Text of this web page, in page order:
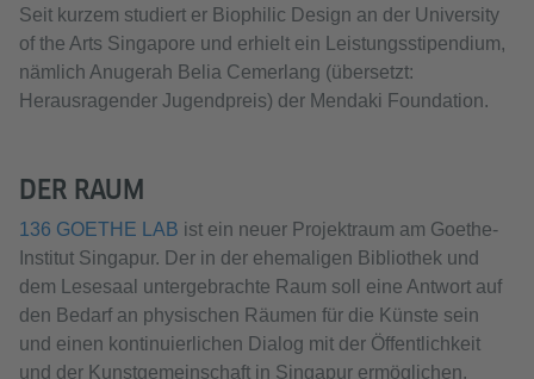
Seit kurzem studiert er Biophilic Design an der University
of the Arts Singapore und erhielt ein Leistungsstipendium,
nämlich Anugerah Belia Cemerlang (übersetzt:
Herausragender Jugendpreis) der Mendaki Foundation.
DER RAUM
136 GOETHE LAB ist ein neuer Projektraum am Goethe-
Institut Singapur. Der in der ehemaligen Bibliothek und
dem Lesesaal untergebrachte Raum soll eine Antwort auf
den Bedarf an physischen Räumen für die Künste sein
und einen kontinuierlichen Dialog mit der Öffentlichkeit
und der Kunstgemeinschaft in Singapur ermöglichen.